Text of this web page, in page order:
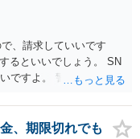
、請求していいです
るといいでしょう。 SN
ですよ。 警察に行って
、期限切れでも